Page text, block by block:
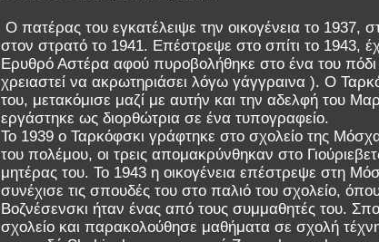
Ο πατέρας του εγκατέλειψε την οικογένεια το 1937,
στον στρατό το 1941. Επέστρεψε στο σπίτι το 1943,
Ερυθρό Αστέρα αφού πυροβολήθηκε στο ένα του πόδι
χρειαστεί να ακρωτηριάσει λόγω γάγγραινα ). Ο
του, μετακόμισε μαζί με αυτήν και την αδελφή του
εργάστηκε ως διορθώτρια σε ένα τυπογραφείο.
Το 1939 ο Ταρκόφσκι γράφτηκε στο σχολείο της
του πολέμου, οι τρεις απομακρύνθηκαν στο
μητέρας του. Το 1943 η οικογένεια επέστρεψε στη
συνέχισε τις σπουδές του στο παλιό του σχολείο,
Βοζνέσενσκι ήταν ένας από τους συμμαθητές του.
σχολείο και παρακολούθησε μαθήματα σε σχολή